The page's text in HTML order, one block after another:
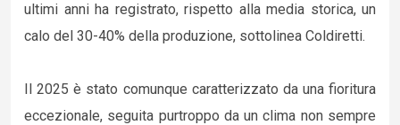
ultimi anni ha registrato, rispetto alla media storica, un
calo del 30-40% della produzione, sottolinea Coldiretti.
Il 2025 è stato comunque caratterizzato da una fioritura
eccezionale, seguita purtroppo da un clima non sempre